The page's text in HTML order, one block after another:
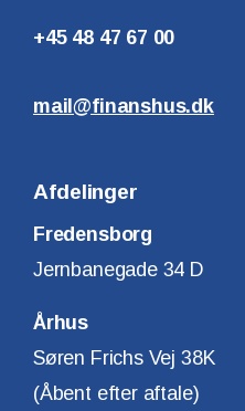
+45 48 47 67 00
mail@finanshus.dk
Afdelinger
Fredensborg
Jernbanegade 34 D
Århus
Søren Frichs Vej 38K
(Åbent efter aftale)